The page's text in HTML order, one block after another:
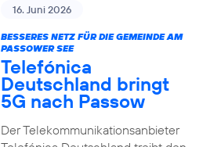
16. Juni 2026
BESSERES NETZ FÜR DIE GEMEINDE AM
PASSOWER SEE
Telefónica
Deutschland bringt
5G nach Passow
Der Telekommunikationsanbieter